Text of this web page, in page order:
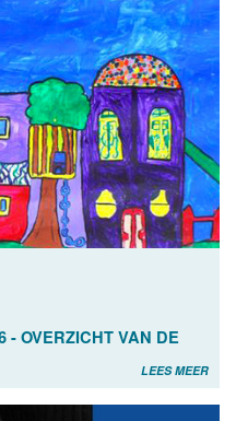
- OVERZICHT VAN DE
LEES MEER